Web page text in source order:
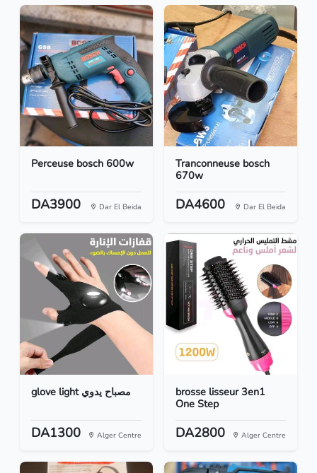
Perceuse bosch 600w
DA3900 Dar El Beida
Tranconneuse bosch
670w
DA4600 Dar El Beida
glove light مصباح يدوي
DA1300 Alger Centre
brosse lisseur 3en1
One Step
DA2800 Alger Centre